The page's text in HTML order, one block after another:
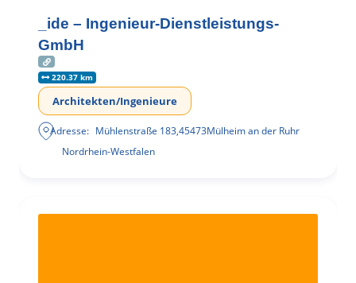
_ide – Ingenieur-Dienstleistungs-
GmbH
220.37 km
Architekten/Ingenieure
Adresse: Mühlenstraße 183,45473Mülheim an der Ruhr
Nordrhein-Westfalen